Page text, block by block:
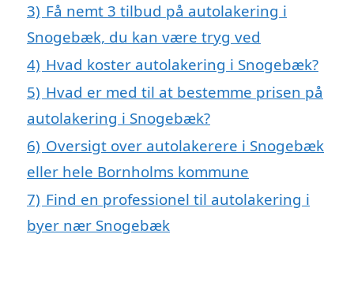
3) Få nemt 3 tilbud på autolakering i
Snogebæk, du kan være tryg ved
4) Hvad koster autolakering i Snogebæk?
5) Hvad er med til at bestemme prisen på
autolakering i Snogebæk?
6) Oversigt over autolakerere i Snogebæk
eller hele Bornholms kommune
7) Find en professionel til autolakering i
byer nær Snogebæk